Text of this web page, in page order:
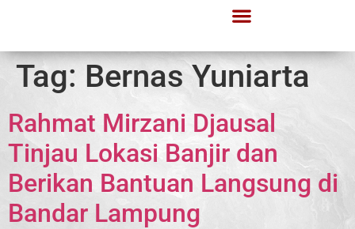
Tag: Bernas Yuniarta
Rahmat Mirzani Djausal
Tinjau Lokasi Banjir dan
Berikan Bantuan Langsung di
Bandar Lampung